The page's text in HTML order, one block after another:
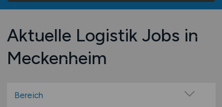
Aktuelle Logistik Jobs in
Meckenheim
Bereich